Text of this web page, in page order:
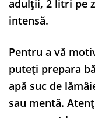
adulții, 2 litri pe
intensă.
Pentru a vă
puteți prepara
apă suc de
sau mentă.